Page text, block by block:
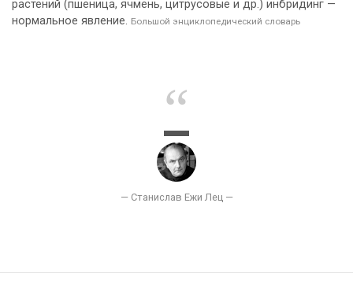
растений (пшеница, ячмень, цитрусовые и др.) инбридинг —
нормальное явление. Большой энциклопедический словарь